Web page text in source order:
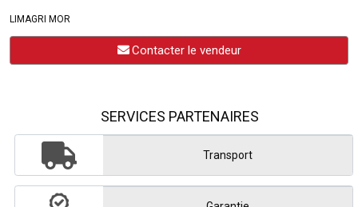
LIMAGRI MOR
Contacter le vendeur
SERVICES PARTENAIRES
Transport